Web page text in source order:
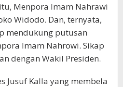
Menpora Imam Nahrawi
Widodo. Dan, ternyata,
mendukung putusan
Imam Nahrowi. Sikap
dengan Wakil Presiden.
Jusuf Kalla yang membela